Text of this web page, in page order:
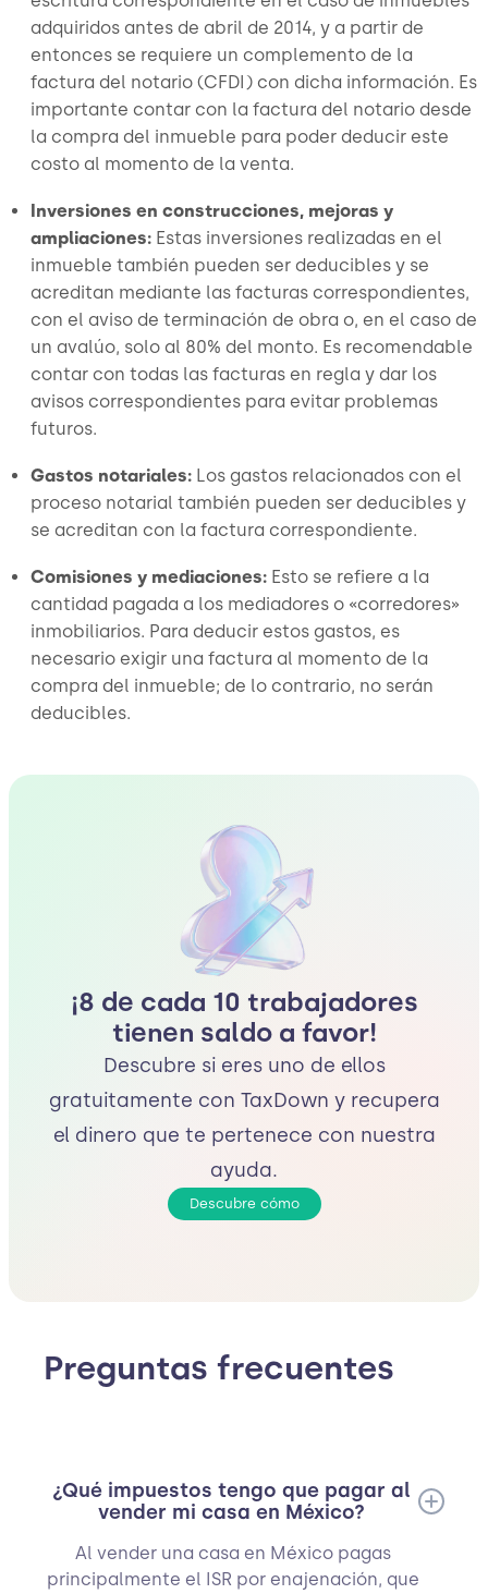
adquiridos antes de abril de 2014, y a partir de
entonces se requiere un complemento de la
factura del notario (CFDI) con dicha información. Es
importante contar con la factura del notario desde
la compra del inmueble para poder deducir este
costo al momento de la venta.
Inversiones en construcciones, mejoras y
ampliaciones: Estas inversiones realizadas en el
inmueble también pueden ser deducibles y se
acreditan mediante las facturas correspondientes,
con el aviso de terminación de obra o, en el caso de
un avalúo, solo al 80% del monto. Es recomendable
contar con todas las facturas en regla y dar los
avisos correspondientes para evitar problemas
futuros.
Gastos notariales: Los gastos relacionados con el
proceso notarial también pueden ser deducibles y
se acreditan con la factura correspondiente.
Comisiones y mediaciones: Esto se refiere a la
cantidad pagada a los mediadores o «corredores»
inmobiliarios. Para deducir estos gastos, es
necesario exigir una factura al momento de la
compra del inmueble; de lo contrario, no serán
deducibles.
¡8 de cada 10 trabajadores
tienen saldo a favor!
Descubre si eres uno de ellos
gratuitamente con TaxDown y recupera
el dinero que te pertenece con nuestra
ayuda.
Descubre cómo
Preguntas frecuentes
¿Qué impuestos tengo que pagar al
vender mi casa en México?
Al vender una casa en México pagas
principalmente el ISR por enajenación, que